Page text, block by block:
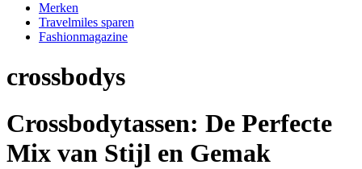
Merken
Travelmiles sparen
Fashionmagazine
crossbodys
Crossbodytassen: De Perfecte
Mix van Stijl en Gemak